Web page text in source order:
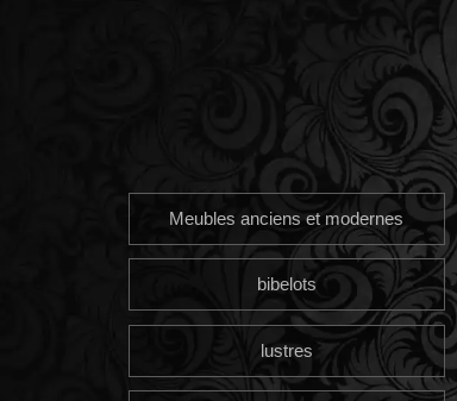
Meubles anciens et modernes
bibelots
lustres